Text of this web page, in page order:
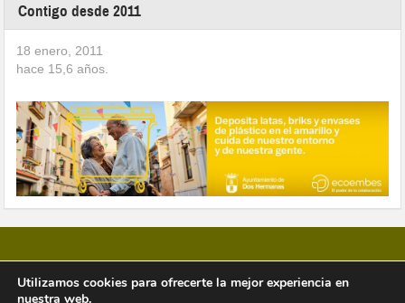
Contigo desde 2011
18 enero, 2011
hace 15,6 años.
Copyright © 2026 Vivir en Montequinto Periódico Digital
Utilizamos cookies para ofrecerte la mejor experiencia en
nuestra web.